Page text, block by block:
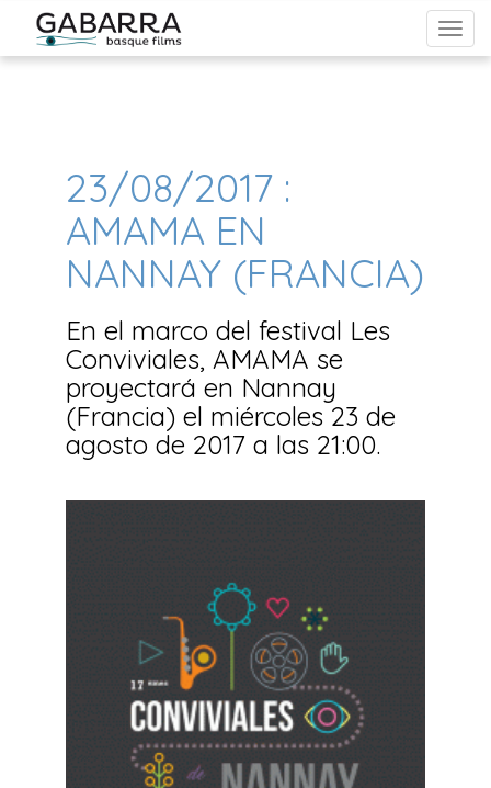
From Reels to Roulette: Unveiling the Dynamic Bond Between
Cinema, Gambling, and Pop Culture in Australia
23/08/2017 :
AMAMA EN
NANNAY (FRANCIA)
En el marco del festival Les
Conviviales, AMAMA se
proyectará en Nannay
(Francia) el miércoles 23 de
agosto de 2017 a las 21:00.